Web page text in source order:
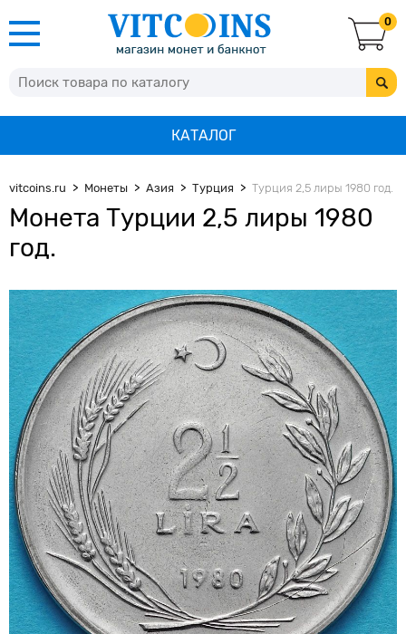
0
КАТАЛОГ
vitcoins.ru Монеты Азия Турция Турция 2,5 лиры 1980 год.
Монета Турции 2,5 лиры 1980
год.